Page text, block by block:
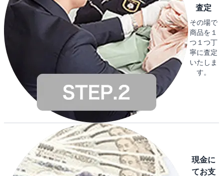
査定
その場で
商品を１
つ１つ丁
寧に査定
いたしま
す。
現金に
てお支